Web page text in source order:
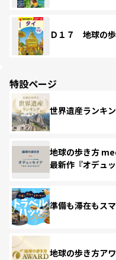
Ｄ１７ 地球の
特設ページ
世界遺産ランキ
地球の歩き方
最新作『オデュッ
準備も滞在もス
地球の歩き方ア